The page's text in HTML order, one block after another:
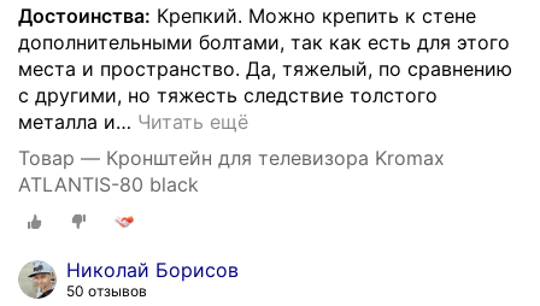
Достоинства: Крепкий. Можно крепить к стене
дополнительными болтами, так как есть для этого
места и пространство. Да, тяжелый, по сравнению
с другими, но тяжесть следствие толстого
металла и… Читать ещё
Товар — Кронштейн для телевизора Kromax
ATLANTIS-80 black
Николай Борисов
50 отзывов